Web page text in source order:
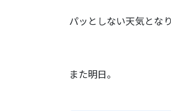
パッとしない天気とな
また明日。